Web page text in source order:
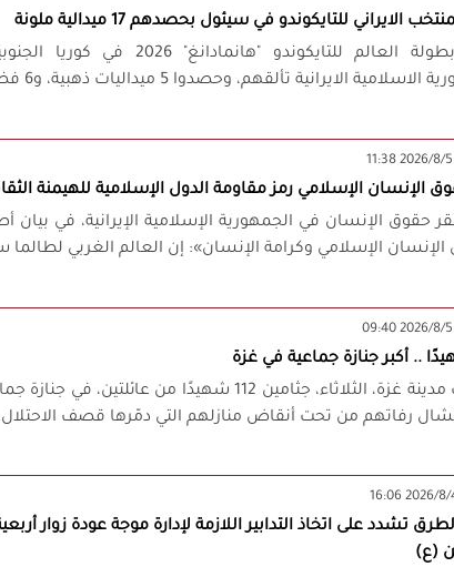
الايراني للتايكوندو في سيئول بحصدهم 17 ميدالية ملونة
خلال بطولة العالم للتايكوندو
الايرانية تألقهم، وحصدوا 5 ميداليات ذهبية، و6 فضية، ...
الإنسان الإسلامي رمز مقاومة الدول الإسلامية للهيمنة
حقوق الإنسان في الجمهورية الإسلامية الإيرانية، في بيان
الإسلامي وكرامة الإنسان»: إن العالم الغربي
شيّعت مدينة غزة، الثلاثاء، جثامين 112 شهيدًا من
رفاتهم من تحت أنقاض منازلهم التي دمّرها قصف
تشدد على اتخاذ التدابير اللازمة لإدارة موجة عودة زوار
(ع)